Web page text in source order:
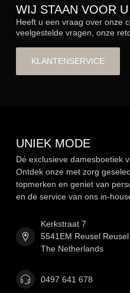
WIJ STAAN VOOR
Heeft u een vraag over onze
veelgestelde vragen, onze
KLANTENSERVICE
UNIEK MODE
Dé exclusieve damesboetiek
Ontdek onze met zorg
topmerken en geniet van
en de service van ons in-
Kerkstraat 7
5541EM Reusel Reusel
The Netherlands
0497 641 678